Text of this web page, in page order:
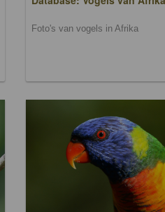
Foto's van vogels in Afrika